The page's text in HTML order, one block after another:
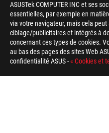
ASUSTek COMPUTER INC et ses
essentielles, par exemple en
via votre navigateur, mais cela
ciblage/publicitaires et intégrés à
concernant ces types de cookies.
au bas des pages des sites Web
confidentialité ASUS -« Cookies et
disponibles dans tous les
Les spécifications et les
La couleur de la carte et
Tous les noms de
Unless otherwise stated,
The actual transfer speed
configuration and your
En ce qui concerne les